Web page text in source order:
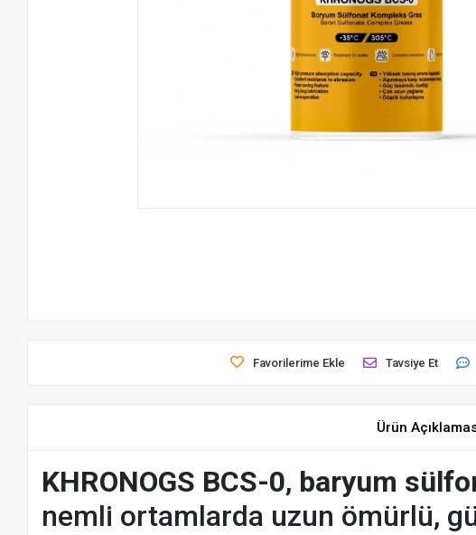
Favorilerime Ekle Tavsiye Et
Ürün
KHRONOGS BCS-0, baryum
nemli ortamlarda uzun ömürlü,